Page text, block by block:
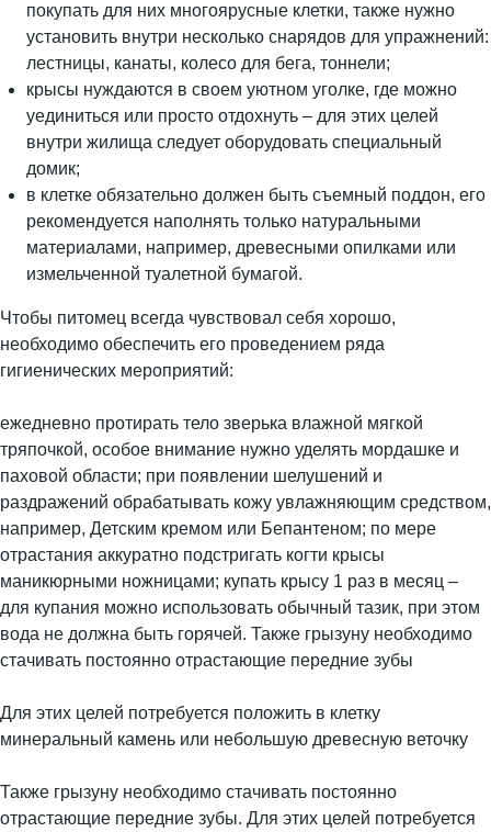
покупать для них многоярусные клетки, также нужно
установить внутри несколько снарядов для упражнений:
лестницы, канаты, колесо для бега, тоннели;
крысы нуждаются в своем уютном уголке, где можно
уединиться или просто отдохнуть – для этих целей
внутри жилища следует оборудовать специальный
домик;
в клетке обязательно должен быть съемный поддон, его
рекомендуется наполнять только натуральными
материалами, например, древесными опилками или
измельченной туалетной бумагой.
Чтобы питомец всегда чувствовал себя хорошо,
необходимо обеспечить его проведением ряда
гигиенических мероприятий:
ежедневно протирать тело зверька влажной мягкой
тряпочкой, особое внимание нужно уделять мордашке и
паховой области; при появлении шелушений и
раздражений обрабатывать кожу увлажняющим средством,
например, Детским кремом или Бепантеном; по мере
отрастания аккуратно подстригать когти крысы
маникюрными ножницами; купать крысу 1 раз в месяц –
для купания можно использовать обычный тазик, при этом
вода не должна быть горячей. Также грызуну необходимо
стачивать постоянно отрастающие передние зубы
Для этих целей потребуется положить в клетку
минеральный камень или небольшую древесную веточку
Также грызуну необходимо стачивать постоянно
отрастающие передние зубы. Для этих целей потребуется